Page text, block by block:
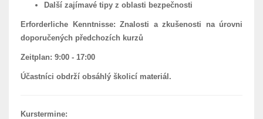
Další zajímavé tipy z oblasti bezpečnosti
Erforderliche Kenntnisse: Znalosti a zkušenosti na úrovni
doporučených předchozích kurzů
Zeitplan: 9:00 - 17:00
Účastníci obdrží obsáhlý školicí materiál.
Kurstermine: